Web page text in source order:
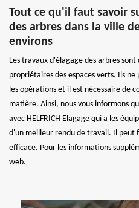
Tout ce qu'il faut savoir
des arbres dans la ville
environs
Les travaux d'élagage des arbres
propriétaires des espaces verts. Ils
les opérations et il est nécessaire de
matière. Ainsi, nous vous informons
avec HELFRICH Elagage qui a les
d'un meilleur rendu de travail. Il peut
efficace. Pour les informations
web.